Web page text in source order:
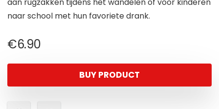
aan rugzakken tijdens het wandelen of voor kinderen
naar school met hun favoriete drank.
€6.90
BUY PRODUCT